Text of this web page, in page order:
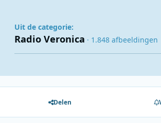
Uit de categorie:
Radio Veronica · 1.848 afbeeldingen
Delen